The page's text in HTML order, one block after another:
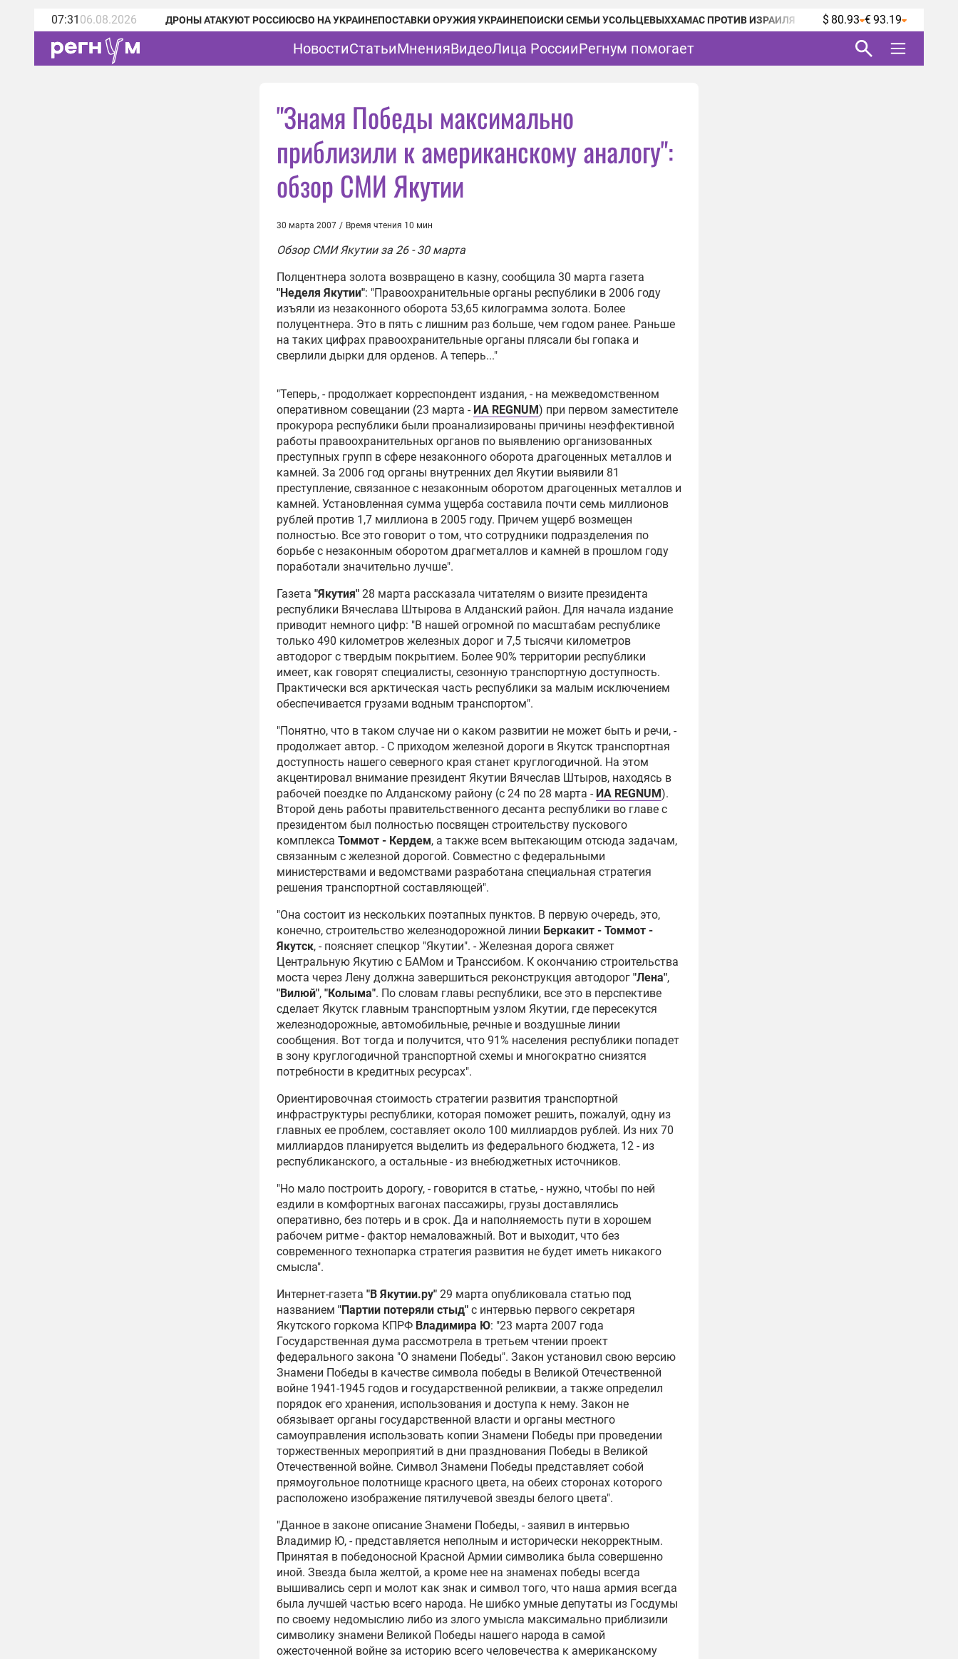
07:31 06.08.2026 ДРОНЫ АТАКУЮТ РОССИЮСВО НА УКРАИНЕПОСТАВКИ ОРУЖИЯ УКРАИНЕПОИСКИ СЕМЬИ УСОЛЬЦЕВЫХХАМАС ПРОТИВ ИЗРАИЛЯ $ 80.93 € 93.19
НовостиСтатьиМненияВидеоЛица РоссииРегнум помогает
"Знамя Победы максимально
приблизили к американскому аналогу":
обзор СМИ Якутии
30 марта 2007 / Время чтения 10 мин
Обзор СМИ Якутии за 26 - 30 марта
Полцентнера золота возвращено в казну, сообщила 30 марта газета
"Неделя Якутии": "Правоохранительные органы республики в 2006 году
изъяли из незаконного оборота 53,65 килограмма золота. Более
полуцентнера. Это в пять с лишним раз больше, чем годом ранее. Раньше
на таких цифрах правоохранительные органы плясали бы гопака и
сверлили дырки для орденов. А теперь..."
"Теперь, - продолжает корреспондент издания, - на межведомственном
оперативном совещании (23 марта - ИА REGNUM) при первом заместителе
прокурора республики были проанализированы причины неэффективной
работы правоохранительных органов по выявлению организованных
преступных групп в сфере незаконного оборота драгоценных металлов и
камней. За 2006 год органы внутренних дел Якутии выявили 81
преступление, связанное с незаконным оборотом драгоценных металлов и
камней. Установленная сумма ущерба составила почти семь миллионов
рублей против 1,7 миллиона в 2005 году. Причем ущерб возмещен
полностью. Все это говорит о том, что сотрудники подразделения по
борьбе с незаконным оборотом драгметаллов и камней в прошлом году
поработали значительно лучше".
Газета "Якутия" 28 марта рассказала читателям о визите президента
республики Вячеслава Штырова в Алданский район. Для начала издание
приводит немного цифр: "В нашей огромной по масштабам республике
только 490 километров железных дорог и 7,5 тысячи километров
автодорог с твердым покрытием. Более 90% территории республики
имеет, как говорят специалисты, сезонную транспортную доступность.
Практически вся арктическая часть республики за малым исключением
обеспечивается грузами водным транспортом".
"Понятно, что в таком случае ни о каком развитии не может быть и речи, -
продолжает автор. - С приходом железной дороги в Якутск транспортная
доступность нашего северного края станет круглогодичной. На этом
акцентировал внимание президент Якутии Вячеслав Штыров, находясь в
рабочей поездке по Алданскому району (с 24 по 28 марта - ИА REGNUM).
Второй день работы правительственного десанта республики во главе с
президентом был полностью посвящен строительству пускового
комплекса Томмот - Кердем, а также всем вытекающим отсюда задачам,
связанным с железной дорогой. Совместно с федеральными
министерствами и ведомствами разработана специальная стратегия
решения транспортной составляющей".
"Она состоит из нескольких поэтапных пунктов. В первую очередь, это,
конечно, строительство железнодорожной линии Беркакит - Томмот -
Якутск, - поясняет спецкор "Якутии". - Железная дорога свяжет
Центральную Якутию с БАМом и Транссибом. К окончанию строительства
моста через Лену должна завершиться реконструкция автодорог "Лена",
"Вилюй", "Колыма". По словам главы республики, все это в перспективе
сделает Якутск главным транспортным узлом Якутии, где пересекутся
железнодорожные, автомобильные, речные и воздушные линии
сообщения. Вот тогда и получится, что 91% населения республики попадет
в зону круглогодичной транспортной схемы и многократно снизятся
потребности в кредитных ресурсах".
Ориентировочная стоимость стратегии развития транспортной
инфраструктуры республики, которая поможет решить, пожалуй, одну из
главных ее проблем, составляет около 100 миллиардов рублей. Из них 70
миллиардов планируется выделить из федерального бюджета, 12 - из
республиканского, а остальные - из внебюджетных источников.
"Но мало построить дорогу, - говорится в статье, - нужно, чтобы по ней
ездили в комфортных вагонах пассажиры, грузы доставлялись
оперативно, без потерь и в срок. Да и наполняемость пути в хорошем
рабочем ритме - фактор немаловажный. Вот и выходит, что без
современного технопарка стратегия развития не будет иметь никакого
смысла".
Интернет-газета "В Якутии.ру" 29 марта опубликовала статью под
названием "Партии потеряли стыд" с интервью первого секретаря
Якутского горкома КПРФ Владимира Ю: "23 марта 2007 года
Государственная дума рассмотрела в третьем чтении проект
федерального закона "О знамени Победы". Закон установил свою версию
Знамени Победы в качестве символа победы в Великой Отечественной
войне 1941-1945 годов и государственной реликвии, а также определил
порядок его хранения, использования и доступа к нему. Закон не
обязывает органы государственной власти и органы местного
самоуправления использовать копии Знамени Победы при проведении
торжественных мероприятий в дни празднования Победы в Великой
Отечественной войне. Символ Знамени Победы представляет собой
прямоугольное полотнище красного цвета, на обеих сторонах которого
расположено изображение пятилучевой звезды белого цвета".
"Данное в законе описание Знамени Победы, - заявил в интервью
Владимир Ю, - представляется неполным и исторически некорректным.
Принятая в победоносной Красной Армии символика была совершенно
иной. Звезда была желтой, а кроме нее на знаменах победы всегда
вышивались серп и молот как знак и символ того, что наша армия всегда
была лучшей частью всего народа. Не шибко умные депутаты из Госдумы
по своему недомыслию либо из злого умысла максимально приблизили
символику знамени Великой Победы нашего народа в самой
ожесточенной войне за историю всего человечества к американскому